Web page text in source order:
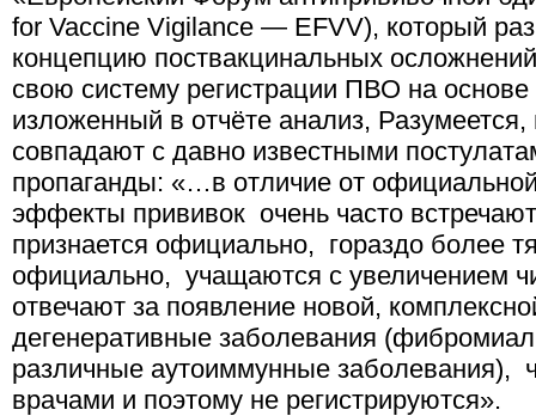
for Vaccine Vigilance — EFVV), который
концепцию поствакцинальных
свою систему регистрации ПВО на
изложенный в отчёте анализ,
совпадают с давно известными
пропаганды: «…в отличие от
эффекты прививок очень часто
признается официально, гораздо более
официально, учащаются с увеличением
отвечают за появление новой,
дегенеративные заболевания
различные аутоиммунные заболевания),
врачами и поэтому не регистрируются».